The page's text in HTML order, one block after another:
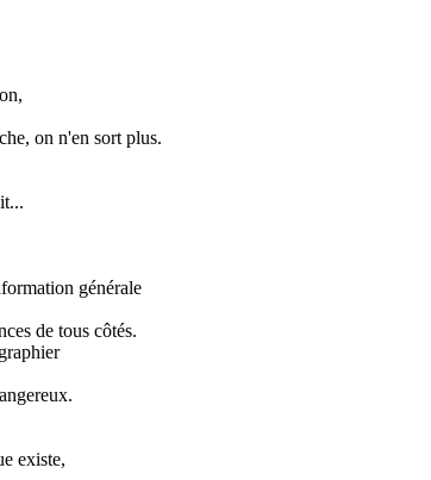
on n'en sort plus.
générale
de tous côtés.
existe,